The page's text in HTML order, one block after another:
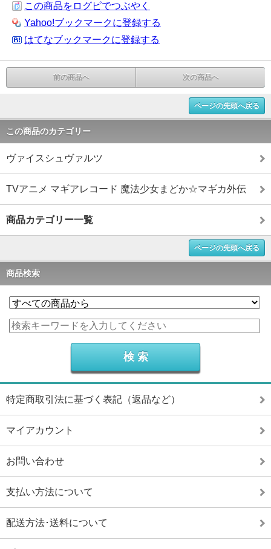
この商品をログピでつぶやく
Yahoo!ブックマークに登録する
はてなブックマークに登録する
前の商品へ 次の商品へ
ページの先頭へ戻る
この商品のカテゴリー
ヴァイスシュヴァルツ
TVアニメ マギアレコード 魔法少女まどか☆マギカ外伝
商品カテゴリー一覧
ページの先頭へ戻る
商品検索
特定商取引法に基づく表記（返品など）
マイアカウント
お問い合わせ
支払い方法について
配送方法･送料について